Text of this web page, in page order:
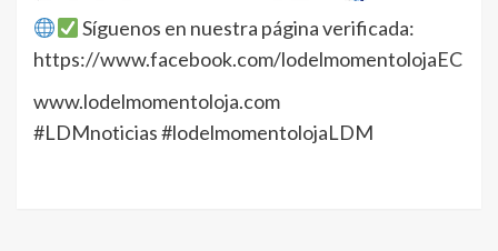
Síguenos en nuestra página verificada:
https://www.facebook.com/lodelmomentolojaEC
www.lodelmomentoloja.com
#LDMnoticias #lodelmomentolojaLDM